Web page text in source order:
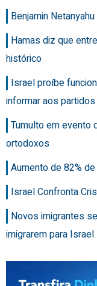
Benjamin
Hamas diz que
histórico
Israel proíbe
informar aos
Tumulto em evento
ortodoxos
Aumento de 82%
Israel Confronta
Novos imigrantes
imigrarem para Israel